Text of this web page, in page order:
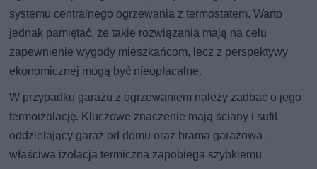
systemu centralnego ogrzewania z termostatem. Warto
jednak pamiętać, że takie rozwiązania mają na celu
zapewnienie wygody mieszkańcom, lecz z perspektywy
ekonomicznej mogą być nieopłacalne.
W przypadku garażu z ogrzewaniem należy zadbać o jego
termoizolację. Kluczowe znaczenie mają ściany i sufit
oddzielający garaż od domu oraz brama garażowa –
właściwa izolacja termiczna zapobiega szybkiemu